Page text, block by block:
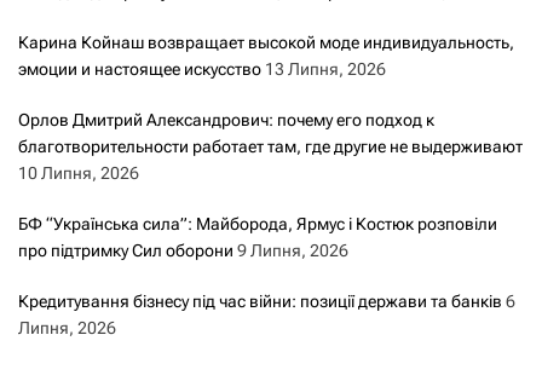
Карина Койнаш возвращает высокой моде индивидуальность,
эмоции и настоящее искусство 13 Липня, 2026
Орлов Дмитрий Александрович: почему его подход к
благотворительности работает там, где другие не выдерживают
10 Липня, 2026
БФ “Українська сила”: Майборода, Ярмус і Костюк розповіли
про підтримку Сил оборони 9 Липня, 2026
Кредитування бізнесу під час війни: позиції держави та банків 6
Липня, 2026